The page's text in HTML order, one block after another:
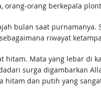
orang berkepala
bulan saat
Mata yang lebar di
surga digambarkan
dan putih yang